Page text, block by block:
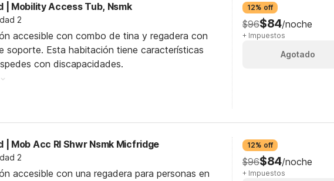
| Mobility Access Tub, Nsmk
2
accesible con combo de tina y regadera con
soporte. Esta habitación tiene características
con discapacidades.
12% off
$96$84/noche
+ Impuestos
Agotado
| Mob Acc RI Shwr Nsmk Micfridge
2
accesible con una regadera para personas en
12% off
$96$84/noche
+ Impuestos